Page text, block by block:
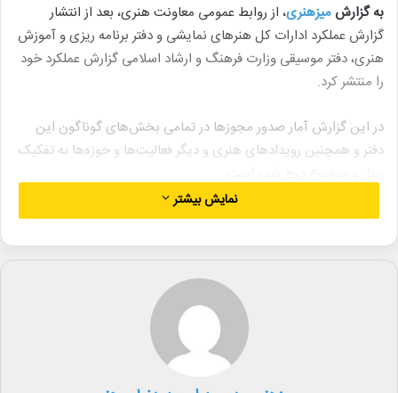
به گزارش میزهنری، از روابط عمومی معاونت هنری، بعد از انتشار
گزارش عملکرد ادارات کل هنرهای نمایشی و دفتر برنامه ریزی و آموزش
هنری، دفتر موسیقی وزارت فرهنگ و ارشاد اسلامی گزارش عملکرد خود
را منتشر کرد.
در این گزارش آمار صدور مجوزها در تمامی بخش‌های گوناگون این
دفتر و همچنین رویدادهای هنری و دیگر فعالیت‌ها و حوزه‌ها به تفکیک
تلاش شده تا در این گزارش مهم‌ترین اقدامات دفتر موسیقی از حمایت
از اجراهای فاخر، حمایت از فعالیت های موسیقایی، تولید، انتشار و
خرید آثار صوتی موسیقایی، حمایت از اعزام گروه ها، برگزاری رویدادهای
هنری تا گام‌هایی که برای عدالت فرهنگی برداشته شده است آورده
گفتنی است برخی از چهره‌های هنری و اهالی موسیقی در هفته‌ گذشته
نمایش بیشتر